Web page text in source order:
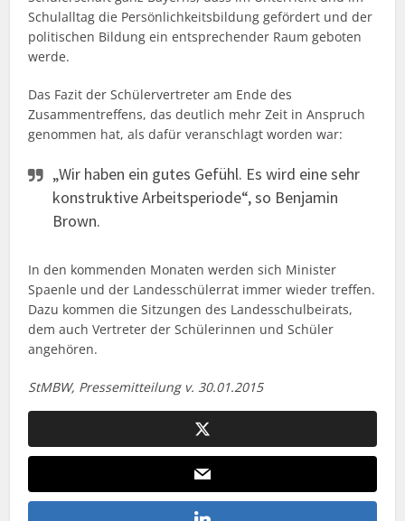
Schulalltag die Persönlichkeitsbildung gefördert und der
politischen Bildung ein entsprechender Raum geboten
werde.
Das Fazit der Schülervertreter am Ende des
Zusammentreffens, das deutlich mehr Zeit in Anspruch
genommen hat, als dafür veranschlagt worden war:
„Wir haben ein gutes Gefühl. Es wird eine sehr
konstruktive Arbeitsperiode“, so Benjamin
Brown.
In den kommenden Monaten werden sich Minister
Spaenle und der Landesschülerrat immer wieder treffen.
Dazu kommen die Sitzungen des Landesschulbeirats,
dem auch Vertreter der Schülerinnen und Schüler
angehören.
StMBW, Pressemitteilung v. 30.01.2015